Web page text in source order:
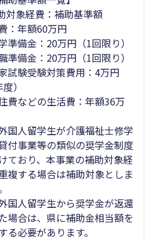
対象経費：補助基準額
：年額60万円
準備金：20万円（1回限り）
準備金：20万円（1回限り）
試験受験対策費用：4万円
度）
費などの生活費：年額36万
人留学生が介護福祉士修学
付事業等の類似の奨学金制度
ており、本事業の補助対象経
複する場合は補助対象としま
人留学生から奨学金が返還
場合は、県に補助金相当額を
る必要があります。